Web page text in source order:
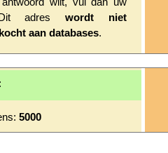
Dit adreswordt niet
aan databases.
5000